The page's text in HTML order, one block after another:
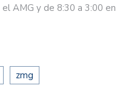
AMG y de 8:30 a 3:00 en
zmg